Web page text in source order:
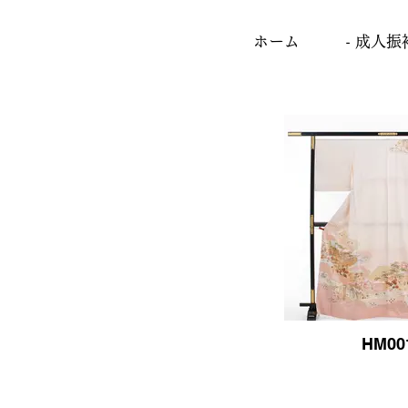
ホーム - 成人振